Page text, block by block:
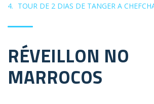
TOUR DE 2 DIAS DE TANGER A
RÉVEILLON NO
MARROCOS